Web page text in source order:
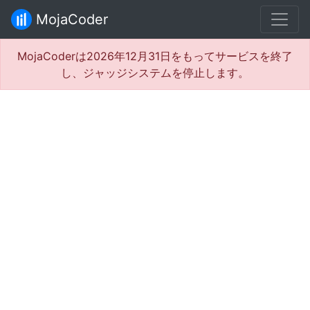
MojaCoder
MojaCoderは2026年12月31日をもってサービスを終了
し、ジャッジシステムを停止します。